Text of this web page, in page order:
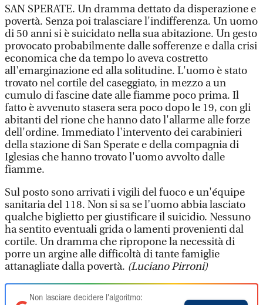
SAN SPERATE. Un dramma dettato da disperazione e
povertà. Senza poi tralasciare l'indifferenza. Un uomo
di 50 anni si è suicidato nella sua abitazione. Un gesto
provocato probabilmente dalle sofferenze e dalla crisi
economica che da tempo lo aveva costretto
all'emarginazione ed alla solitudine. L'uomo è stato
trovato nel cortile del caseggiato, in mezzo a un
cumulo di fascine date alle fiamme poco prima. Il
fatto è avvenuto stasera sera poco dopo le 19, con gli
abitanti del rione che hanno dato l'allarme alle forze
dell'ordine. Immediato l'intervento dei carabinieri
della stazione di San Sperate e della compagnia di
Iglesias che hanno trovato l'uomo avvolto dalle
fiamme.
Sul posto sono arrivati i vigili del fuoco e un'équipe
sanitaria del 118. Non si sa se l’uomo abbia lasciato
qualche biglietto per giustificare il suicidio. Nessuno
ha sentito eventuali grida o lamenti provenienti dal
cortile. Un dramma che ripropone la necessità di
porre un argine alle difficoltà di tante famiglie
attanagliate dalla povertà. (Luciano Pirroni)
Non lasciare decidere l'algoritmo: